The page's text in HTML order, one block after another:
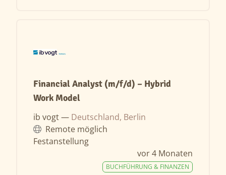
Financial Analyst (m/f/d) – Hybrid
Work Model
ib vogt — Deutschland, Berlin
Remote möglich
Festanstellung
vor 4 Monaten
BUCHFÜHRUNG & FINANZEN